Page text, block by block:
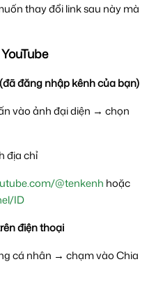
thay đổi link sau này mà
đăng nhập kênh của bạn)
vào ảnh đại diện → chọn
địa chỉ
@tenkenh
ID
điện thoại
cá nhân → chạm vào Chia